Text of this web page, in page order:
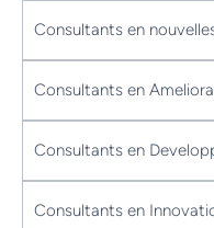
Consultants en
Consultants en
Consultants en
Consultants en